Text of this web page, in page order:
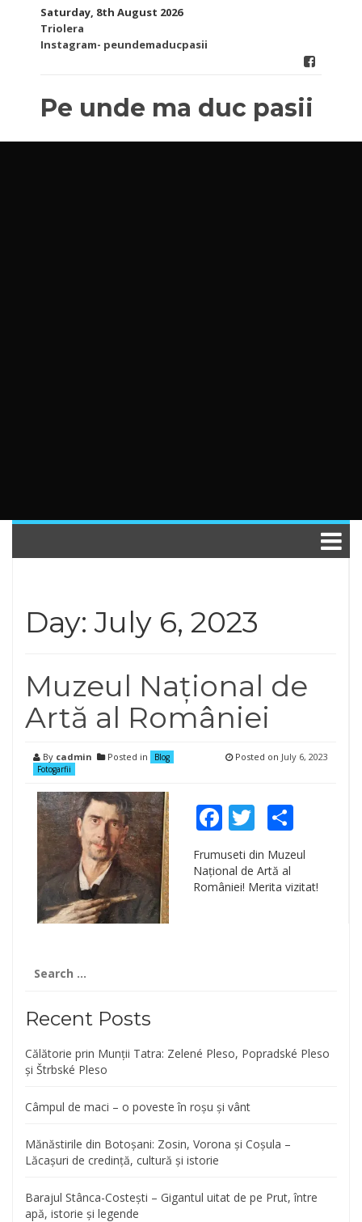
Saturday, 8th August 2026
Triolera
Instagram- peundemaducpasii
Pe unde ma duc pasii
Day: July 6, 2023
Muzeul Național de
Artă al României
By cadmin Posted in
Blog
Fotogarfii
Posted on July 6, 2023
Facebook
TwitterShare
Frumuseti din Muzeul
Național de Artă al
României! Merita vizitat!
for:
Recent Posts
Călătorie prin Munții Tatra: Zelené Pleso, Popradské Pleso
și Štrbské Pleso
Câmpul de maci – o poveste în roșu și vânt
Mănăstirile din Botoșani: Zosin, Vorona și Coșula –
Lăcașuri de credință, cultură și istorie
Barajul Stânca-Costești – Gigantul uitat de pe Prut, între
apă, istorie și legende